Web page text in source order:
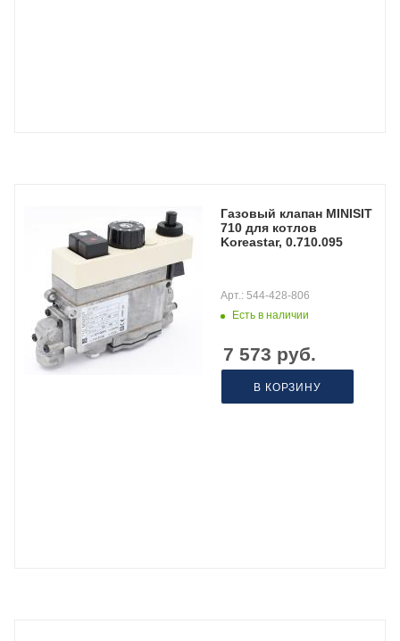
Газовый клапан MINISIT
710 для котлов
Koreastar, 0.710.095
Есть в наличии
Арт.: 544-428-806
7 573 руб.
В КОРЗИНУ